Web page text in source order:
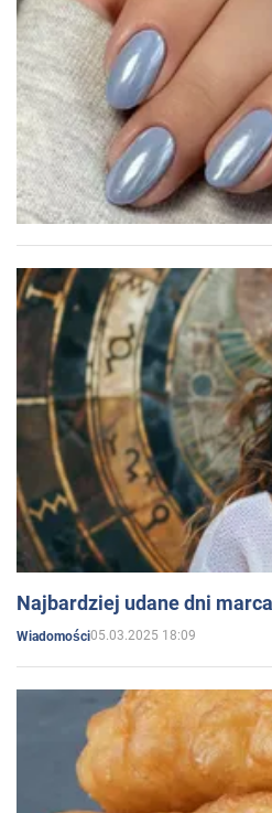
Najbardziej udane dni
Wiadomości05.03.2025 18:09